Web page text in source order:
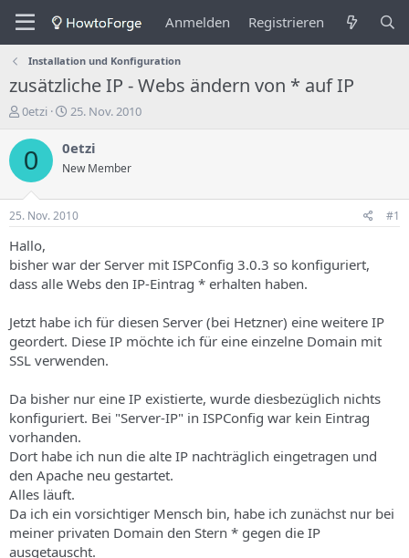
Anmelden Registrieren
Installation und Konfiguration
zusätzliche IP - Webs ändern von * auf IP
E
s
t
e
e
r
e
s
h
e
m
0etzi
E
s
e
l
u
s
d
t
u
m
25. Nov. 2010
0 0etzi
New Member
25. Nov. 2010 #1
Hallo,
bisher war der Server mit ISPConfig 3.0.3 so konfiguriert,
dass alle Webs den IP-Eintrag * erhalten haben.
Jetzt habe ich für diesen Server (bei Hetzner) eine weitere IP
geordert. Diese IP möchte ich für eine einzelne Domain mit
SSL verwenden.
Da bisher nur eine IP existierte, wurde diesbezüglich nichts
konfiguriert. Bei "Server-IP" in ISPConfig war kein Eintrag
vorhanden.
Dort habe ich nun die alte IP nachträglich eingetragen und
den Apache neu gestartet.
Alles läuft.
Da ich ein vorsichtiger Mensch bin, habe ich zunächst nur bei
meiner privaten Domain den Stern * gegen die IP
ausgetauscht.